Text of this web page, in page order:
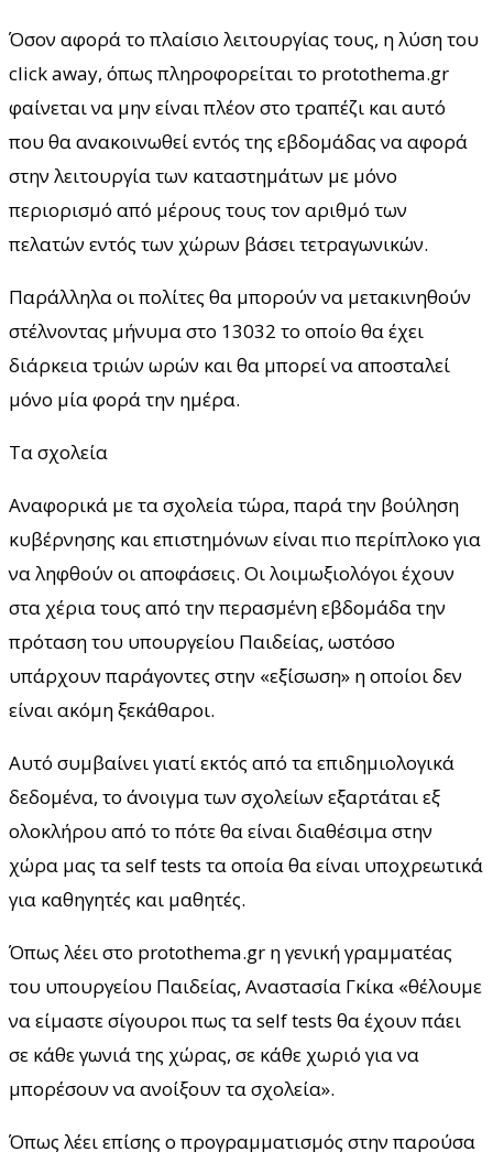
Όσον αφορά το πλαίσιο λειτουργίας τους, η λύση του
click away, όπως πληροφορείται το protothema.gr
φαίνεται να μην είναι πλέον στο τραπέζι και αυτό
που θα ανακοινωθεί εντός της εβδομάδας να αφορά
στην λειτουργία των καταστημάτων με μόνο
περιορισμό από μέρους τους τον αριθμό των
πελατών εντός των χώρων βάσει τετραγωνικών.
Παράλληλα οι πολίτες θα μπορούν να μετακινηθούν
στέλνοντας μήνυμα στο 13032 το οποίο θα έχει
διάρκεια τριών ωρών και θα μπορεί να αποσταλεί
μόνο μία φορά την ημέρα.
Τα σχολεία
Αναφορικά με τα σχολεία τώρα, παρά την βούληση
κυβέρνησης και επιστημόνων είναι πιο περίπλοκο για
να ληφθούν οι αποφάσεις. Οι λοιμωξιολόγοι έχουν
στα χέρια τους από την περασμένη εβδομάδα την
πρόταση του υπουργείου Παιδείας, ωστόσο
υπάρχουν παράγοντες στην «εξίσωση» η οποίοι δεν
είναι ακόμη ξεκάθαροι.
Αυτό συμβαίνει γιατί εκτός από τα επιδημιολογικά
δεδομένα, το άνοιγμα των σχολείων εξαρτάται εξ
ολοκλήρου από το πότε θα είναι διαθέσιμα στην
χώρα μας τα self tests τα οποία θα είναι υποχρεωτικά
για καθηγητές και μαθητές.
Όπως λέει στο protothema.gr η γενική γραμματέας
του υπουργείου Παιδείας, Αναστασία Γκίκα «θέλουμε
να είμαστε σίγουροι πως τα self tests θα έχουν πάει
σε κάθε γωνιά της χώρας, σε κάθε χωριό για να
μπορέσουν να ανοίξουν τα σχολεία».
Όπως λέει επίσης ο προγραμματισμός στην παρούσα